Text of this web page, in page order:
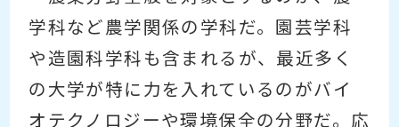
学科など農学関係の学科だ。園芸学科
や造園科学科も含まれるが、最近多く
の大学が特に力を入れているのがバイ
オテクノロジーや環境保全の分野だ。応